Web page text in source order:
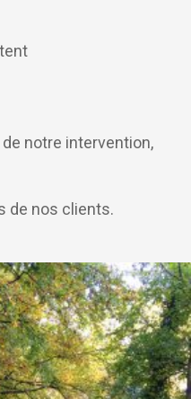
notre intervention,
de nos clients.